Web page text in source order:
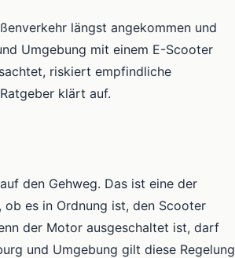
längst angekommen und
Umgebung mit einem E-Scooter
riskiert empfindliche
klärt auf.
den Gehweg. Das ist eine der
es in Ordnung ist, den Scooter
der Motor ausgeschaltet ist, darf
und Umgebung gilt diese Regelung